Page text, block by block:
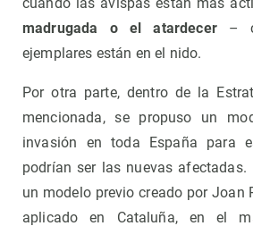
madrugada o el atardecer–
ejemplares están en el nido.
Por otra parte, dentro de la
mencionada, se propuso un
invasión en toda España para
podrían ser las nuevas
un modelo previo creado por Joan
aplicado en Cataluña, en el